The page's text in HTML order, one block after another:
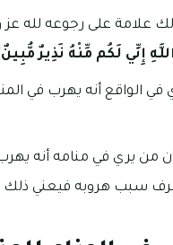
علامة على رجوعه لله عز
إِنِّي لَكُم مِّنْهُ نَذِيرٌ
في الواقع أنه يهرب في
من يري في منامه أنه
سبب هروبه فيعني ذلك